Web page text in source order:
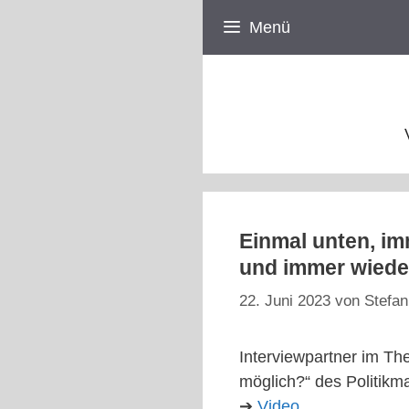
Menü
Einmal unten,
und immer
22. Juni 2023 von
Interviewpartner im
möglich?“ des